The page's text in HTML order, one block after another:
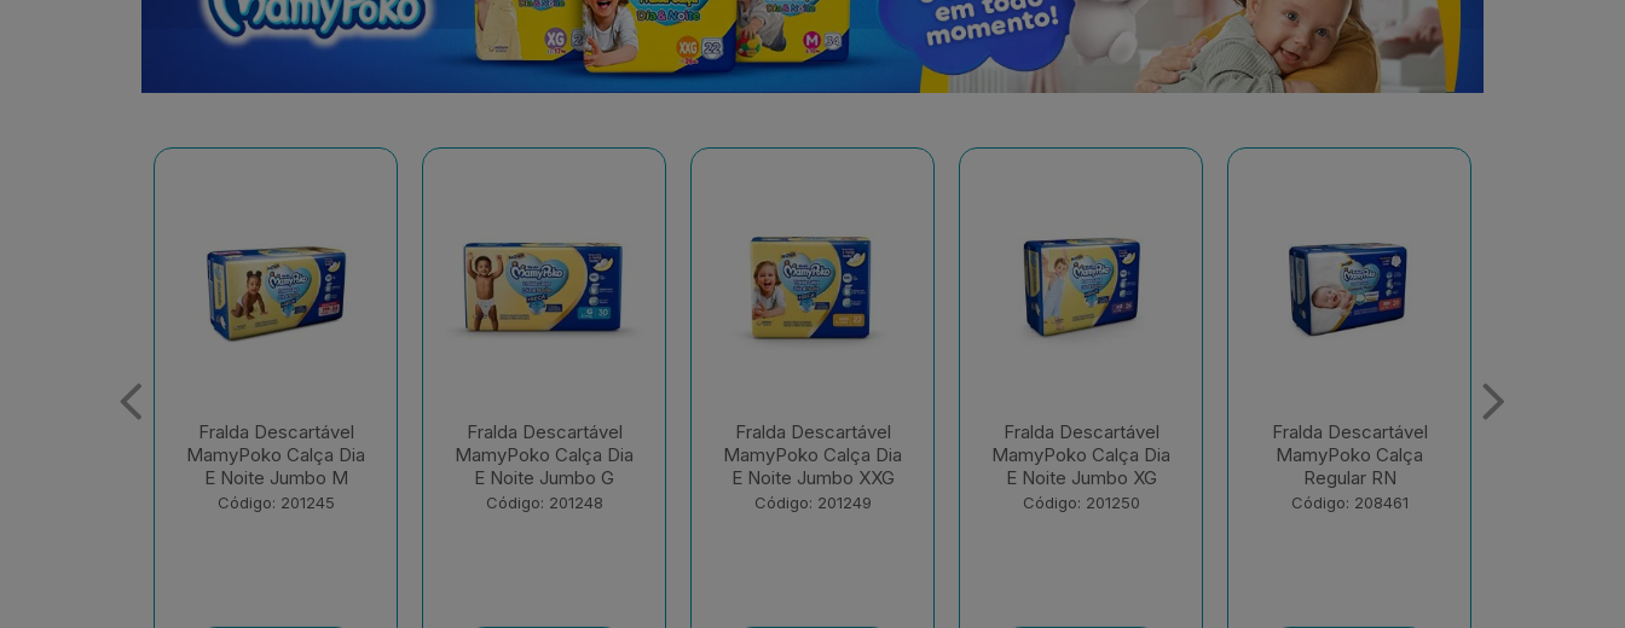
Fralda Descartável
MamyPoko Calça Dia
E Noite Jumbo G
Código: 201248
Fralda Descartável
MamyPoko Calça Dia
E Noite Jumbo XXG
Código: 201249
Fralda Descartável
MamyPoko Calça Dia
E Noite Jumbo XG
Código: 201250
Fralda Descartável
MamyPoko Calça
Regular RN
Código: 208461
Fralda Descartável
MamyPoko Calça Dia
E Noite Giga M 68
Unid...